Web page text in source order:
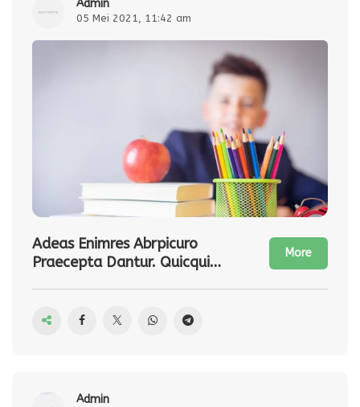
admin
05 Mei 2021, 11:42 am
Adeas Enimres Abrpicuro
Praecepta Dantur. Quicquid
More
admin